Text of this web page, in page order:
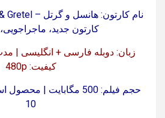
کارتون جدید،
کیفیت: 480p
10